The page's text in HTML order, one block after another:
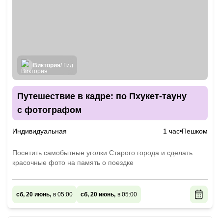
Виктория/ Гид
Путешествие в кадре: по Пхукет-тауну
с фотографом
Индивидуальная 1 час Пешком
Посетить самобытные уголки Старого города и сделать
красочные фото на память о поездке
сб, 20 июнь, в 05:00 сб, 20 июнь, в 05:00